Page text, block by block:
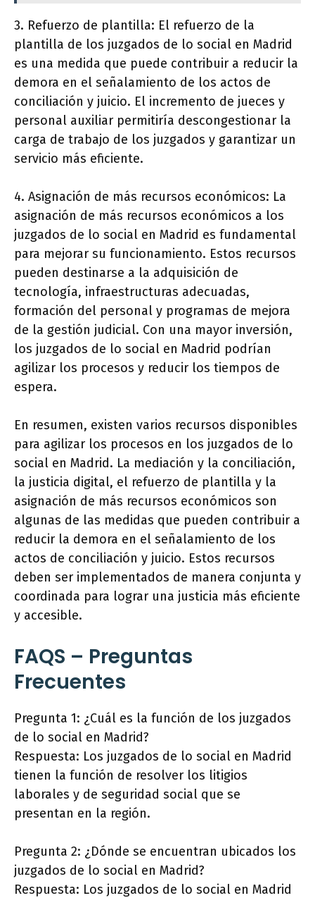
3. Refuerzo de plantilla: El refuerzo de la
plantilla de los juzgados de lo social en Madrid
es una medida que puede contribuir a reducir la
demora en el señalamiento de los actos de
conciliación y juicio. El incremento de jueces y
personal auxiliar permitiría descongestionar la
carga de trabajo de los juzgados y garantizar un
servicio más eficiente.
4. Asignación de más recursos económicos: La
asignación de más recursos económicos a los
juzgados de lo social en Madrid es fundamental
para mejorar su funcionamiento. Estos recursos
pueden destinarse a la adquisición de
tecnología, infraestructuras adecuadas,
formación del personal y programas de mejora
de la gestión judicial. Con una mayor inversión,
los juzgados de lo social en Madrid podrían
agilizar los procesos y reducir los tiempos de
espera.
En resumen, existen varios recursos disponibles
para agilizar los procesos en los juzgados de lo
social en Madrid. La mediación y la conciliación,
la justicia digital, el refuerzo de plantilla y la
asignación de más recursos económicos son
algunas de las medidas que pueden contribuir a
reducir la demora en el señalamiento de los
actos de conciliación y juicio. Estos recursos
deben ser implementados de manera conjunta y
coordinada para lograr una justicia más eficiente
y accesible.
FAQS – Preguntas
Frecuentes
Pregunta 1: ¿Cuál es la función de los juzgados
de lo social en Madrid?
Respuesta: Los juzgados de lo social en Madrid
tienen la función de resolver los litigios
laborales y de seguridad social que se
presentan en la región.
Pregunta 2: ¿Dónde se encuentran ubicados los
juzgados de lo social en Madrid?
Respuesta: Los juzgados de lo social en Madrid